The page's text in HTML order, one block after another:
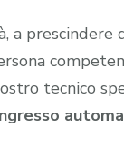
a
tecnico